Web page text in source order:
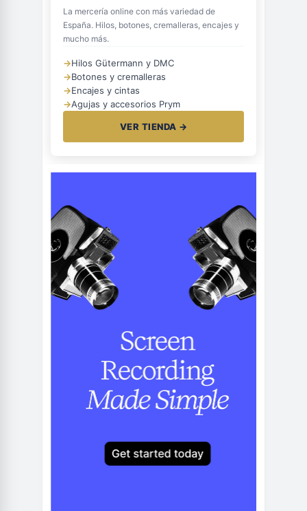
La mercería online con más variedad de
España. Hilos, botones, cremalleras, encajes y
mucho más.
→Hilos Gütermann y DMC
→Botones y cremalleras
→Encajes y cintas
→Agujas y accesorios Prym
VER TIENDA →